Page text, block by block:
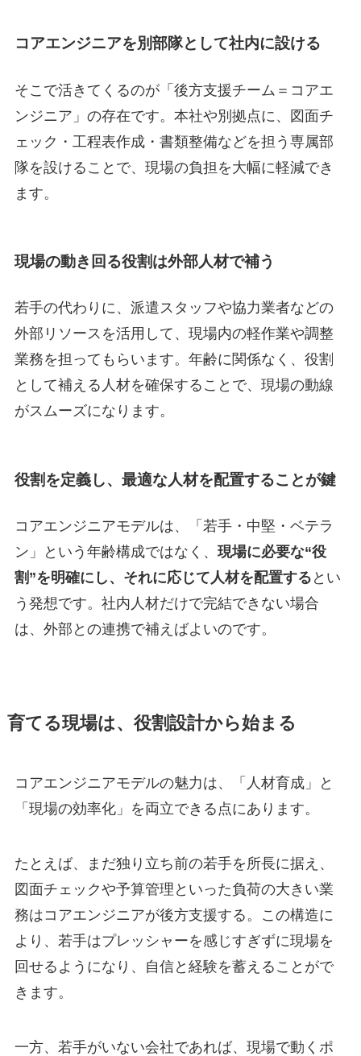
コアエンジニアを別部隊として社内に設ける
そこで活きてくるのが「後方支援チーム＝コアエ
ンジニア」の存在です。本社や別拠点に、図面チ
ェック・工程表作成・書類整備などを担う専属部
隊を設けることで、現場の負担を大幅に軽減でき
ます。
現場の動き回る役割は外部人材で補う
若手の代わりに、派遣スタッフや協力業者などの
外部リソースを活用して、現場内の軽作業や調整
業務を担ってもらいます。年齢に関係なく、役割
として補える人材を確保することで、現場の動線
がスムーズになります。
役割を定義し、最適な人材を配置することが鍵
コアエンジニアモデルは、「若手・中堅・ベテラ
ン」という年齢構成ではなく、 現場に必要な“役
割”を明確にし、それに応じて人材を配置する とい
う発想です。社内人材だけで完結できない場合
は、外部との連携で補えばよいのです。
育てる現場は、役割設計から始まる
コアエンジニアモデルの魅力は、「人材育成」と
「現場の効率化」を両立できる点にあります。
たとえば、まだ独り立ち前の若手を所長に据え、
図面チェックや予算管理といった負荷の大きい業
務はコアエンジニアが後方支援する。この構造に
より、若手はプレッシャーを感じすぎずに現場を
回せるようになり、自信と経験を蓄えることがで
きます。
一方、若手がいない会社であれば、現場で動くポ